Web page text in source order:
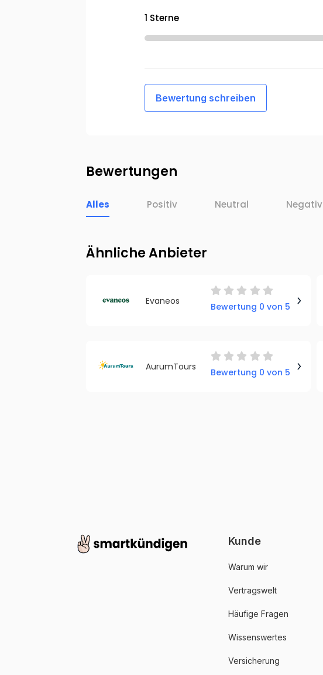
1 Sterne
Bewertung schreiben
Bewertungen
Alles Positiv Neutral Negativ
Ähnliche Anbieter
Evaneos
Bewertung 0 von 5
AurumTours
Bewertung 0 von 5
Kunde
Warum wir
Vertragswelt
Häufige Fragen
Wissenswertes
Versicherung